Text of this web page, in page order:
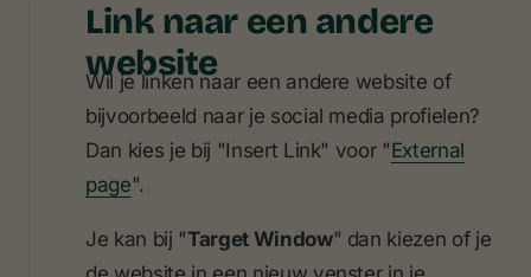
Link naar een andere
website
Wil je linken naar een andere website of
bijvoorbeeld naar je social media profielen?
Dan kies je bij "Insert Link" voor "External
page".
Je kan bij "Target Window" dan kiezen of je